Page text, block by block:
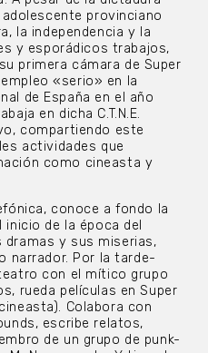
provinciano
la independencia y la
y esporádicos trabajos,
primera cámara de Super
«serio» en la
de España en el año
en dicha C.T.N.E.
compartiendo este
actividades que
como cineasta y
conoce a fondo la
de la época del
dramas y sus miserias,
narrador. Por la tarde-
con el mítico grupo
rueda películas en Super
Colabora con
escribe relatos,
de un grupo de punk-